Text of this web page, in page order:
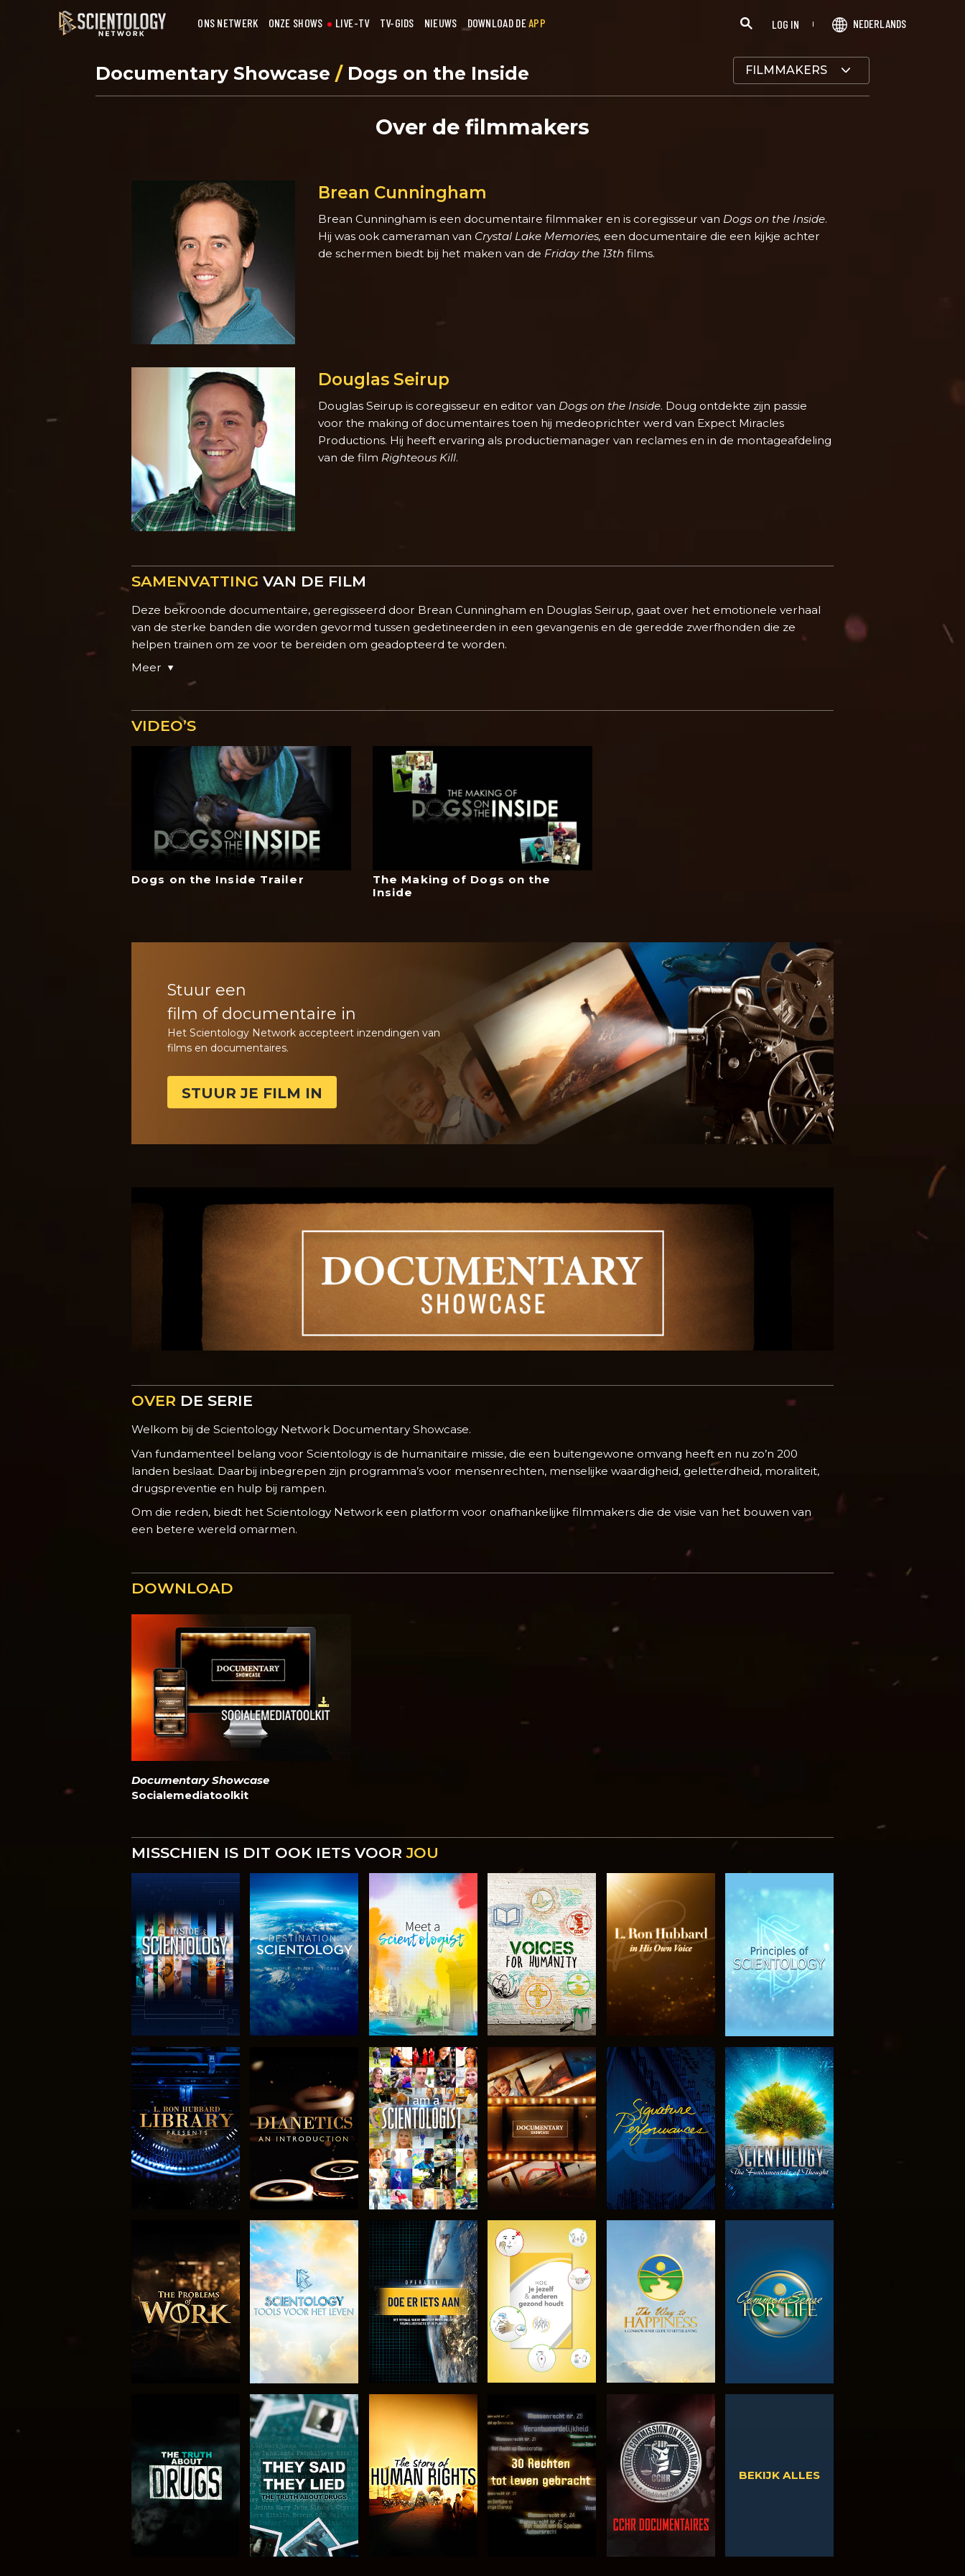
ONS NETWERK ONZE SHOWS LIVE-TV TV-GIDS NIEUWS DOWNLOAD DEAPP LOG IN NEDERLANDS
Documentary Showcase / Dogs on the Inside FILMMAKERS
Over de filmmakers
Brean Cunningham
Brean Cunningham is een documentaire filmmaker en is coregisseur van Dogs on the Inside.
Hij was ook cameraman van Crystal Lake Memories, een documentaire die een kijkje achter
de schermen biedt bij het maken van de Friday the 13th films.
Douglas Seirup
Douglas Seirup is coregisseur en editor van Dogs on the Inside. Doug ontdekte zijn passie
voor the making of documentaires toen hij medeoprichter werd van Expect Miracles
Productions. Hij heeft ervaring als productiemanager van reclames en in de montageafdeling
van de film Righteous Kill.
SAMENVATTING VAN DE FILM
Deze bekroonde documentaire, geregisseerd door Brean Cunningham en Douglas Seirup, gaat over het emotionele verhaal
van de sterke banden die worden gevormd tussen gedetineerden in een gevangenis en de geredde zwerfhonden die ze
helpen trainen om ze voor te bereiden om geadopteerd te worden.
Meer
VIDEO’S
Dogs on the Inside Trailer
The Making of Dogs on the
Inside
Stuur een
film of documentaire in
Het Scientology Network accepteert inzendingen van
films en documentaires.
STUUR JE FILM IN
OVER DE SERIE
Welkom bij de Scientology Network Documentary Showcase.
Van fundamenteel belang voor Scientology is de humanitaire missie, die een buitengewone omvang heeft en nu zo’n 200
landen beslaat. Daarbij inbegrepen zijn programma’s voor mensenrechten, menselijke waardigheid, geletterdheid, moraliteit,
drugspreventie en hulp bij rampen.
Om die reden, biedt het Scientology Network een platform voor onafhankelijke filmmakers die de visie van het bouwen van
een betere wereld omarmen.
DOWNLOAD
Documentary Showcase
Socialemediatoolkit
MISSCHIEN IS DIT OOK IETS VOORJOU
VERKEN DE SERIE VERKEN DE SERIE VERKEN DE SERIE VERKEN DE SERIE VERKEN DE SERIE KIJK
VERKEN DE SERIE VERKEN DE SERIE VERKEN DE SERIE VERKEN DE SERIE
KIJK KIJK KIJK
BEKIJK ALLES